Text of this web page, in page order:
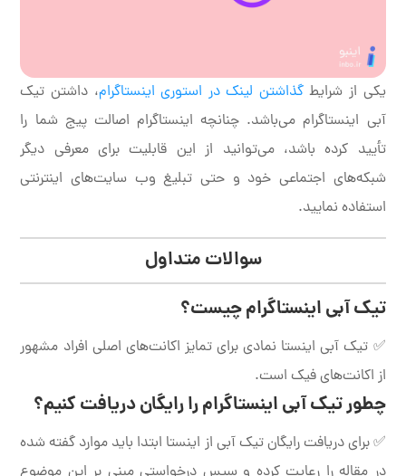
یکی از شرایطگذاشتن لینک در استوری اینستاگرام، داشتن تیک
آبی اینستاگرام می‌باشد. چنانچه اینستاگرام اصالت پیج شما را
تأیید کرده باشد، می‌توانید از این قابلیت برای معرفی دیگر
شبکه‌های اجتماعی خود و حتی تبلیغ وب سایت‌های اینترنتی
استفاده نمایید.
سوالات متداول
تیک آبی اینستاگرام چیست؟
✅ تیک آبی اینستا نمادی برای تمایز اکانت‌های اصلی افراد مشهور
از اکانت‌های فیک است.
چطور تیک آبی اینستاگرام را رایگان دریافت کنیم؟
✅ برای دریافت رایگان تیک آبی از اینستا ابتدا باید موارد گفته شده